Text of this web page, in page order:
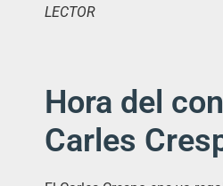
LECTOR
Hora del
Carles